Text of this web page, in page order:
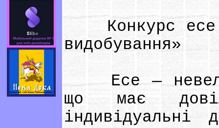
Конкурс есе
видобування»
Есе —
що має
індивідуальні